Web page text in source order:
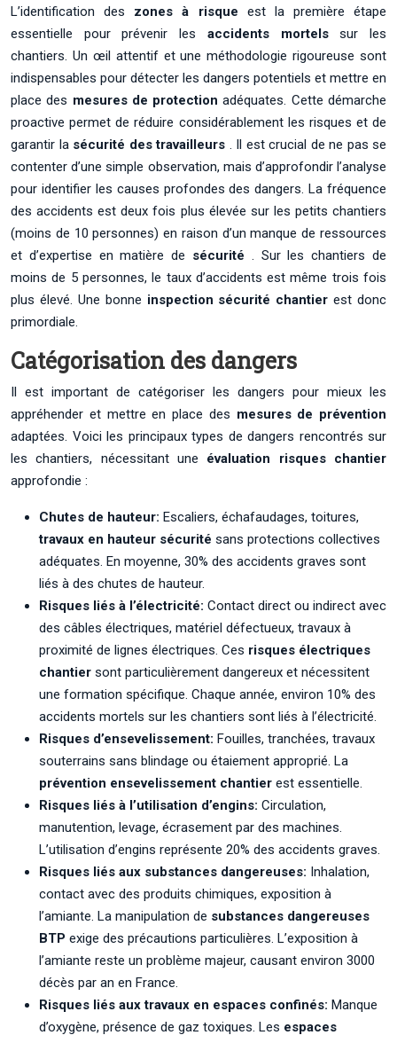
L’identification des zones à risque est la première étape
essentielle pour prévenir les accidents mortelssur les
chantiers. Un œil attentif et une méthodologie rigoureuse sont
indispensables pour détecter les dangers potentiels et mettre en
place des mesures de protectionadéquates. Cette démarche
proactive permet de réduire considérablement les risques et de
garantir la sécurité des travailleurs . Il est crucial de ne pas se
contenter d’une simple observation, mais d’approfondir l’analyse
pour identifier les causes profondes des dangers. La fréquence
des accidents est deux fois plus élevée sur les petits chantiers
(moins de 10 personnes) en raison d’un manque de ressources
et d’expertise en matière de sécurité . Sur les chantiers de
moins de 5 personnes, le taux d’accidents est même trois fois
plus élevé. Une bonne inspection sécurité chantierest donc
primordiale.
Catégorisation des dangers
Il est important de catégoriser les dangers pour mieux les
appréhender et mettre en place des mesures de prévention
adaptées. Voici les principaux types de dangers rencontrés sur
les chantiers, nécessitant une évaluation risques chantier
approfondie :
Chutes de hauteur: Escaliers, échafaudages, toitures,
travaux en hauteur sécurité sans protections collectives
adéquates. En moyenne, 30% des accidents graves sont
liés à des chutes de hauteur.
Risques liés à l’électricité: Contact direct ou indirect avec
des câbles électriques, matériel défectueux, travaux à
proximité de lignes électriques. Ces risques électriques
chantier sont particulièrement dangereux et nécessitent
une formation spécifique. Chaque année, environ 10% des
accidents mortels sur les chantiers sont liés à l’électricité.
Risques d’ensevelissement: Fouilles, tranchées, travaux
souterrains sans blindage ou étaiement approprié. La
prévention ensevelissement chantier est essentielle.
Risques liés à l’utilisation d’engins: Circulation,
manutention, levage, écrasement par des machines.
L’utilisation d’engins représente 20% des accidents graves.
Risques liés aux substances dangereuses: Inhalation,
contact avec des produits chimiques, exposition à
l’amiante. La manipulation de substances dangereuses
BTP exige des précautions particulières. L’exposition à
l’amiante reste un problème majeur, causant environ 3000
décès par an en France.
Risques liés aux travaux en espaces confinés: Manque
d’oxygène, présence de gaz toxiques. Les espaces